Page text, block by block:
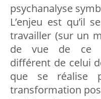
psychanalyse
L’enjeu est qu’il
travailler (sur un
de vue de ce
différent de celui
que se
transformation